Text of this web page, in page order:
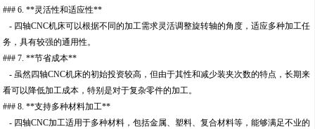
### 6. **灵活性和适应性**
- 四轴CNC机床可以根据不同的加工需求灵活调整旋转轴的角度，适应多种加工任
务，具有较强的通用性。
### 7. **节省成本**
- 虽然四轴CNC机床的初始投资较高，但由于其性和减少装夹次数的特点，长期来
看可以降低加工成本，特别是对于复杂零件的加工。
### 8. **支持多种材料加工**
- 四轴CNC加工适用于多种材料，包括金属、塑料、复合材料等，能够满足不业的